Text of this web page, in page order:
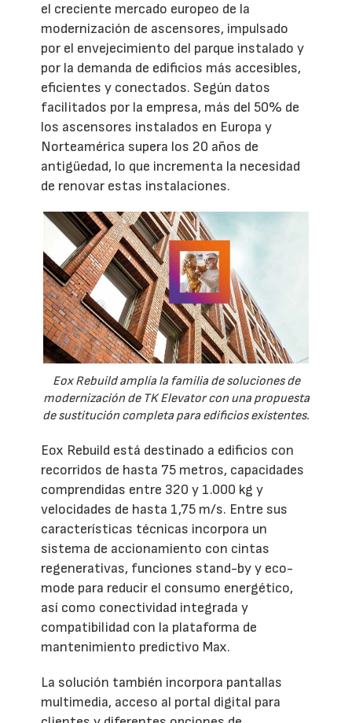
el creciente mercado europeo de la
modernización de ascensores, impulsado
por el envejecimiento del parque instalado y
por la demanda de edificios más accesibles,
eficientes y conectados. Según datos
facilitados por la empresa, más del 50% de
los ascensores instalados en Europa y
Norteamérica supera los 20 años de
antigüedad, lo que incrementa la necesidad
de renovar estas instalaciones.
Eox Rebuild amplía la familia de soluciones de
modernización de TK Elevator con una propuesta
de sustitución completa para edificios existentes.
Eox Rebuild está destinado a edificios con
recorridos de hasta 75 metros, capacidades
comprendidas entre 320 y 1.000 kg y
velocidades de hasta 1,75 m/s. Entre sus
características técnicas incorpora un
sistema de accionamiento con cintas
regenerativas, funciones stand-by y eco-
mode para reducir el consumo energético,
así como conectividad integrada y
compatibilidad con la plataforma de
mantenimiento predictivo Max.
La solución también incorpora pantallas
multimedia, acceso al portal digital para